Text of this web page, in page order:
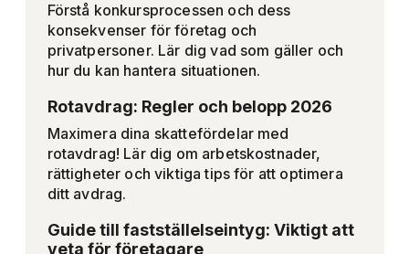
Förstå konkursprocessen och dess
konsekvenser för företag och
privatpersoner. Lär dig vad som gäller och
hur du kan hantera situationen.
Rotavdrag: Regler och belopp 2026
Maximera dina skattefördelar med
rotavdrag! Lär dig om arbetskostnader,
rättigheter och viktiga tips för att optimera
ditt avdrag.
Guide till fastställelseintyg: Viktigt att
veta för företagare